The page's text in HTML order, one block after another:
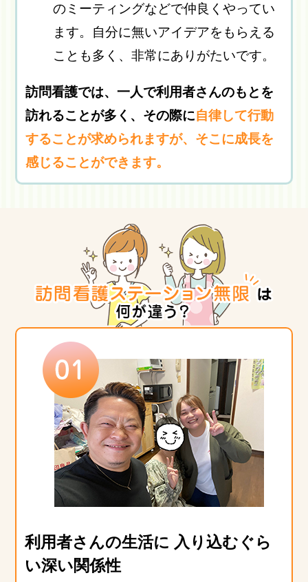
のミーティングなどで仲良くやってい
ます。自分に無いアイデアをもらえる
ことも多く、非常にありがたいです。
訪問看護では、一人で利用者さんのもとを
訪れることが多く、その際に自律して行動
することが求められますが、そこに成長を
感じることができます。
利用者さんの生活に 入り込むぐら
い深い関係性